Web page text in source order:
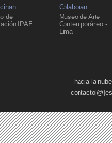
de
IPAE
Colaboran
Museo de Arte
Contemporáneo -
Lima
hacia la